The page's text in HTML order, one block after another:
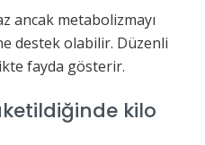
ancak metabolizmayı
destek olabilir. Düzenli
fayda gösterir.
kilo